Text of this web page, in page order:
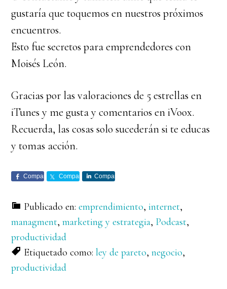
gustaría que toquemos en nuestros próximos
encuentros.
Esto fue secretos para emprendedores con
Moisés León.
Gracias por las valoraciones de 5 estrellas en
iTunes y me gusta y comentarios en iVoox.
Recuerda, las cosas solo sucederán si te educas
y tomas acción.
Comparte Comparte Comparte
Publicado en:emprendimiento,internet,
managment,marketing y estrategia, Podcast,
productividad
Etiquetado como:ley de pareto,negocio,
productividad